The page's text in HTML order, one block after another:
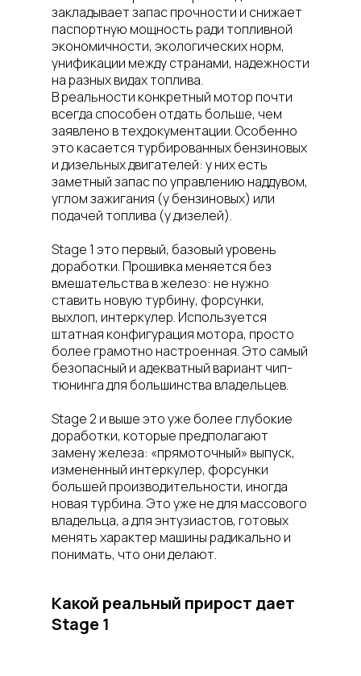
закладывает запас прочности и снижает
паспортную мощность ради топливной
экономичности, экологических норм,
унификации между странами, надежности
на разных видах топлива.
В реальности конкретный мотор почти
всегда способен отдать больше, чем
заявлено в техдокументации. Особенно
это касается турбированных бензиновых
и дизельных двигателей: у них есть
заметный запас по управлению наддувом,
углом зажигания (у бензиновых) или
подачей топлива (у дизелей).
Stage 1 это первый, базовый уровень
доработки. Прошивка меняется без
вмешательства в железо: не нужно
ставить новую турбину, форсунки,
выхлоп, интеркулер. Используется
штатная конфигурация мотора, просто
более грамотно настроенная. Это самый
безопасный и адекватный вариант чип-
тюнинга для большинства владельцев.
Stage 2 и выше это уже более глубокие
доработки, которые предполагают
замену железа: «прямоточный» выпуск,
измененный интеркулер, форсунки
большей производительности, иногда
новая турбина. Это уже не для массового
владельца, а для энтузиастов, готовых
менять характер машины радикально и
понимать, что они делают.
Какой реальный прирост дает
Stage 1